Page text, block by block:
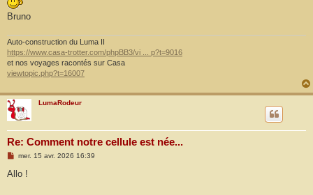
Bruno
Auto-construction du Luma II
https://www.casa-trotter.com/phpBB3/vi ... p?t=9016
et nos voyages racontés sur Casa
viewtopic.php?t=16007
LumaRodeur
Re: Comment notre cellule est née...
M
s
mer. 15 avr. 2026 16:39
Allo !